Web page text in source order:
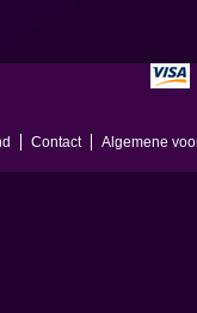
Contact
Algemene